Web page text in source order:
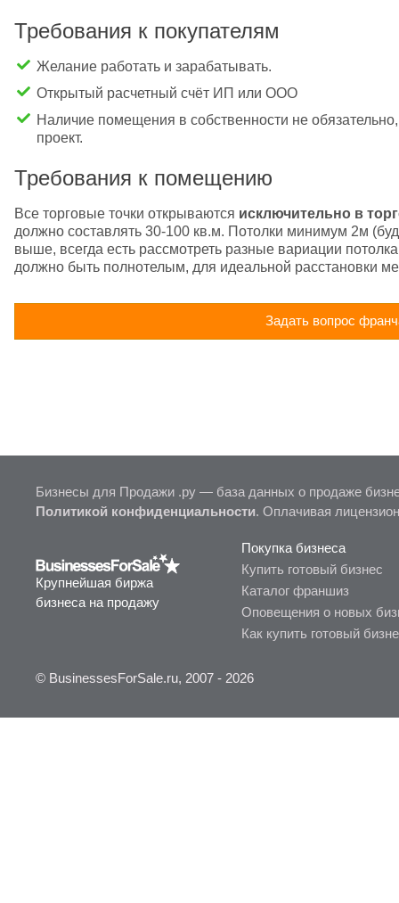
Требования к покупателям
Желание работать и зарабатывать.
Открытый расчетный счёт ИП или ООО
Наличие помещения в собственности не
проект.
Требования к помещению
Все торговые точки открываются исключительно в
должно составлять 30-100 кв.м. Потолки минимум 2м
выше, всегда есть рассмотреть разные вариации
должно быть полнотелым, для идеальной расстановки
Задать вопрос
Бизнесы для Продажи .ру — база данных о продаже
Политикой конфиденциальности. Оплачивая
Крупнейшая биржа
бизнеса на продажу
Покупка бизнеса
Купить готовый бизнес
Каталог франшиз
Оповещения о новых
Как купить готовый
© BusinessesForSale.ru, 2007 - 2026